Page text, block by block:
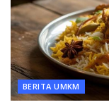
BERITA UMKM